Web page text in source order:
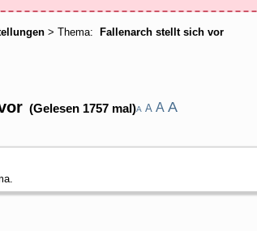
> Thema: Fallenarch stellt sich vor
(Gelesen 1757 mal)A A A A